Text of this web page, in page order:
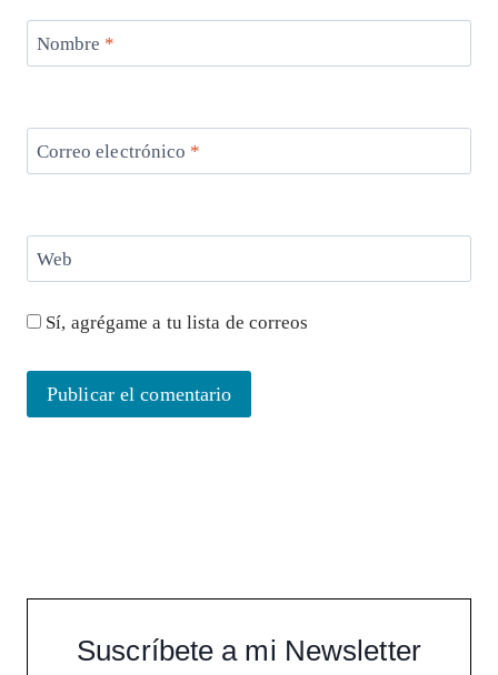
Nombre *
Correo electrónico *
Web
Sí, agrégame a tu lista de correos
Suscríbete a mi Newsletter